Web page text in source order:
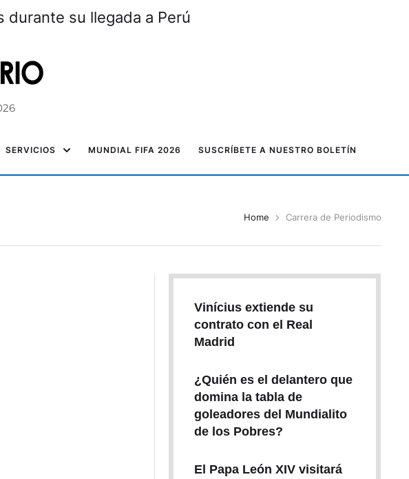
durante su llegada a Perú
SERVICIOS MUNDIAL FIFA 2026 SUSCRÍBETE A NUESTRO BOLETÍN
Home Carrera de Periodismo
Vinícius extiende su
contrato con el Real
Madrid
¿Quién es el delantero que
domina la tabla de
goleadores del Mundialito
de los Pobres?
El Papa León XIV visitará